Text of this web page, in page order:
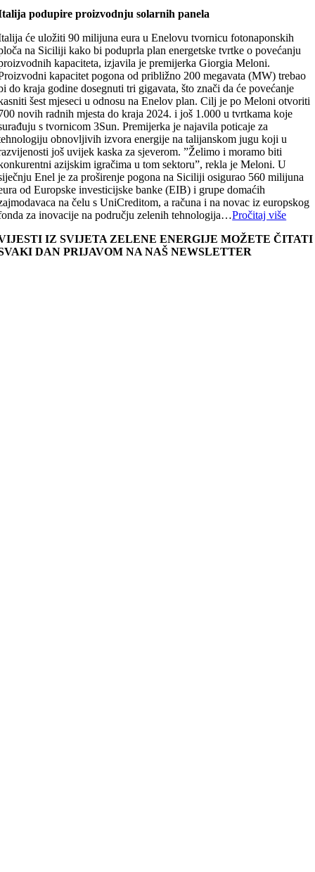
podupire proizvodnju solarnih panela
će uložiti 90 milijuna eura u Enelovu tvornicu fotonaponskih
na Siciliji kako bi poduprla plan energetske tvrtke o povećanju
kapaciteta, izjavila je premijerka Giorgia Meloni.
kapacitet pogona od približno 200 megavata (MW) trebao
do kraja godine dosegnuti tri gigavata, što znači da će povećanje
šest mjeseci u odnosu na Enelov plan. Cilj je po Meloni otvoriti
novih radnih mjesta do kraja 2024. i još 1.000 u tvrtkama koje
s tvornicom 3Sun. Premijerka je najavila poticaje za
obnovljivih izvora energije na talijanskom jugu koji u
još uvijek kaska za sjeverom. ”Želimo i moramo biti
azijskim igračima u tom sektoru”, rekla je Meloni. U
Enel je za proširenje pogona na Siciliji osigurao 560 milijuna
od Europske investicijske banke (EIB) i grupe domaćih
na čelu s UniCreditom, a računa i na novac iz europskog
za inovacije na području zelenih tehnologija…Pročitaj više
IZ SVIJETA ZELENE ENERGIJE MOŽETE ČITATI
DAN PRIJAVOM NA NAŠ NEWSLETTER